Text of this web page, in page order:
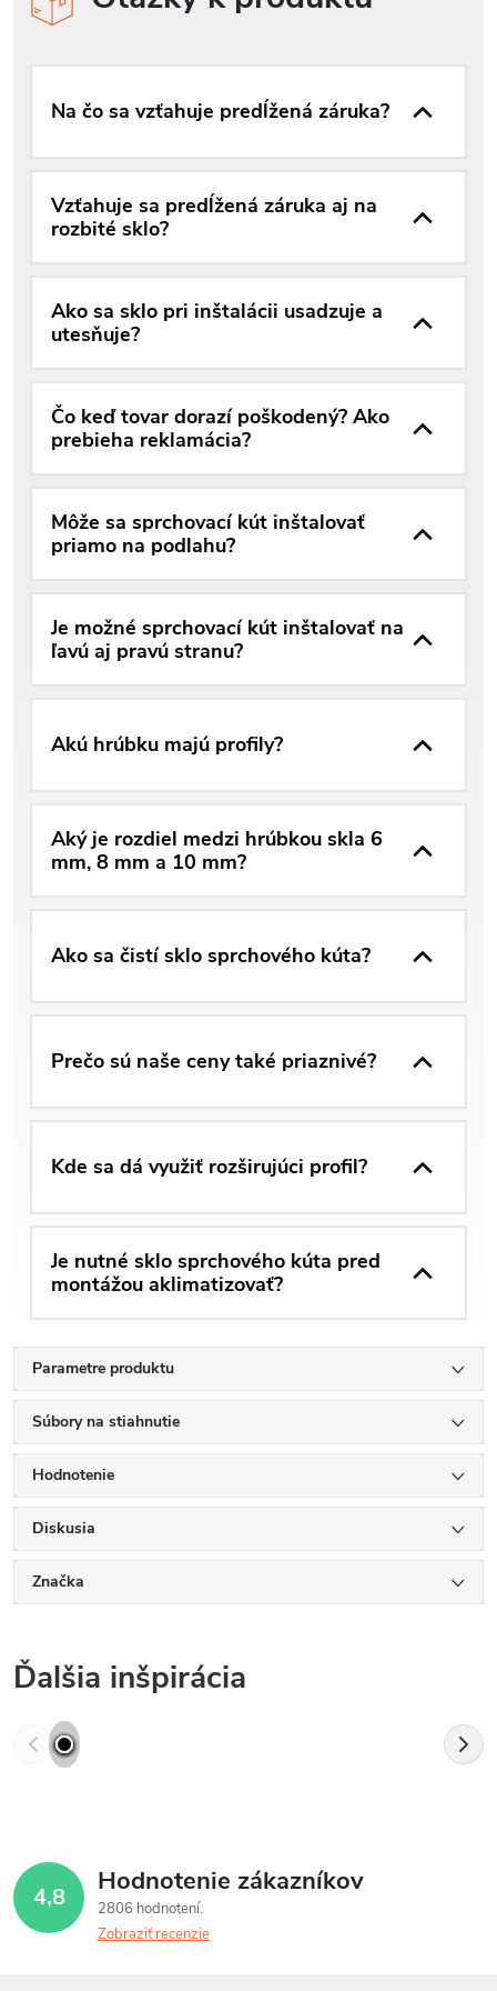
Na čo sa vzťahuje predĺžená záruka?
Vzťahuje sa predĺžená záruka aj na
rozbité sklo?
Ako sa sklo pri inštalácii usadzuje a
utesňuje?
Čo keď tovar dorazí poškodený? Ako
prebieha reklamácia?
Môže sa sprchovací kút inštalovať
priamo na podlahu?
Je možné sprchovací kút inštalovať na
ľavú aj pravú stranu?
Akú hrúbku majú profily?
Aký je rozdiel medzi hrúbkou skla 6
mm, 8 mm a 10 mm?
Ako sa čistí sklo sprchového kúta?
Prečo sú naše ceny také priaznivé?
Kde sa dá využiť rozširujúci profil?
Je nutné sklo sprchového kúta pred
montážou aklimatizovať?
Parametre produktu
Súbory na stiahnutie
Hodnotenie
Diskusia
Značka
Ďalšia inšpirácia
4,8 Hodnotenie zákazníkov
2806 hodnotení
Zobraziť recenzie